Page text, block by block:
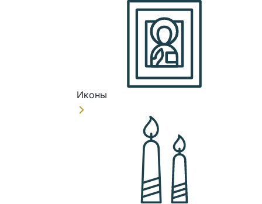
Иконы